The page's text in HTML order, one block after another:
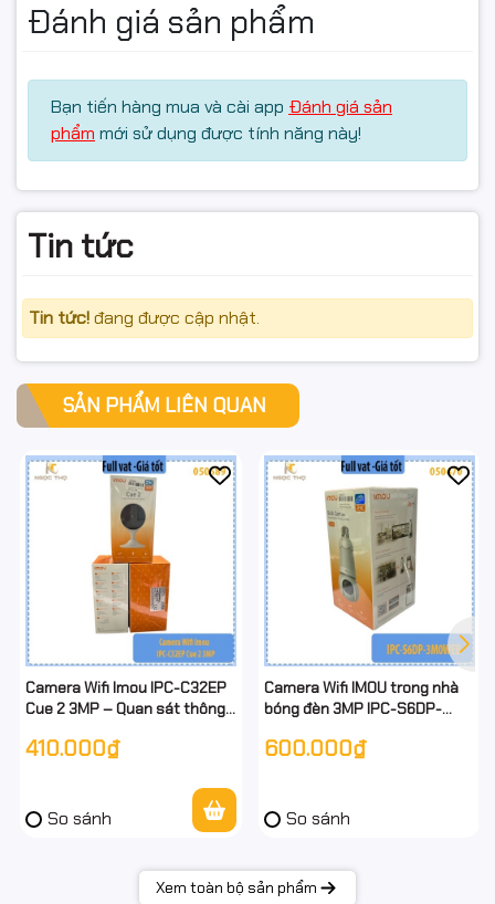
phụ kiện, không trầy/hỏng do tự tác động.
điện/đấu sai nguồn, rách/mất tem, hoặc không có
video mở gói.
#IMOUA52P #IPCA52P #CameraWiFi #CameraIMOU
#Ranger2
#Camera360 #Camera5MP #Camera3K #WiFi6
#CameraAnNinh #DamThoai2Chieu #FullVAT
#NgocThoComputer
Đánh giá sản phẩm
Bạn tiến hàng mua và cài app Đánh giá sản
phẩm mới sử dụng được tính năng này!
Tin tức
Tin tức!đang được cập nhật.
SẢN PHẨM LIÊN QUAN
Camera Wifi Imou IPC-C32EP
Cue 2 3MP – Quan sát thông
đàm thoại 2 chiều
410.000₫
So sánh
Camera Wifi IMOU trong nhà
bóng đèn 3MP IPC-S6DP-
600.000₫
So sánh
Xem toàn bộ sản phẩm